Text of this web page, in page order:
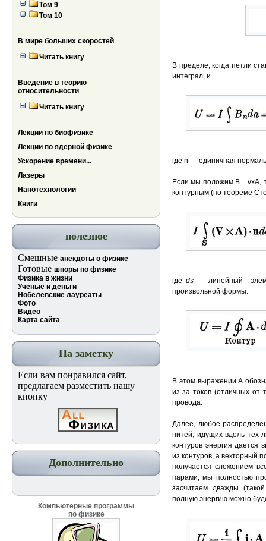
Том 9
Том 10
В мире больших скоростей
Читать книгу
Введение в теорию
относительности
Читать книгу
Лекции по биофизике
Лекции по ядерной физике
Ускорение времени...
Лазеры
Нанотехнологии
Книги
полезное
Смешные анекдоты о физике
Готовые шпоры по физике
Физика в жизни
Ученые и деньги
Нобелевские лауреаты
Фото
Видео
Карта сайта
На заметку
Если вам понравился сайт,
предлагаем разместить нашу
кнопку
Дополнительно
Компьютерные программы
по физике
В пределе, когда петли
интеграл, и
где n — единичная
Если мы положим В = vxA,
контурным (по теореме
гдеds — линейный
произвольной формы:
В этом выражении А
из-за токов (отличных
провода.
Далее, любое
нитей, идущих вдоль тех
контуров энергия дается
из контуров, а векторный
получается сложением
парами, мы полностью
засчитаем дважды
полную энергию можно